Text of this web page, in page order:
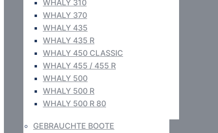
WHALY 310
WHALY 370
WHALY 435
WHALY 435 R
WHALY 450 CLASSIC
WHALY 455 / 455 R
WHALY 500
WHALY 500 R
WHALY 500 R 80
GEBRAUCHTE BOOTE